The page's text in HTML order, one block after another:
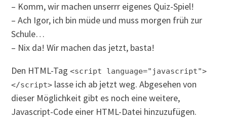
– Komm, wir machen unserrr eigenes Quiz-Spiel!
– Ach Igor, ich bin müde und muss morgen früh zur
Schule…
– Nix da! Wir machen das jetzt, basta!
Den HTML-Tag<script language="javascript">
</script> lasse ich ab jetzt weg. Abgesehen von
dieser Möglichkeit gibt es noch eine weitere,
Javascript-Code einer HTML-Datei hinzuzufügen.